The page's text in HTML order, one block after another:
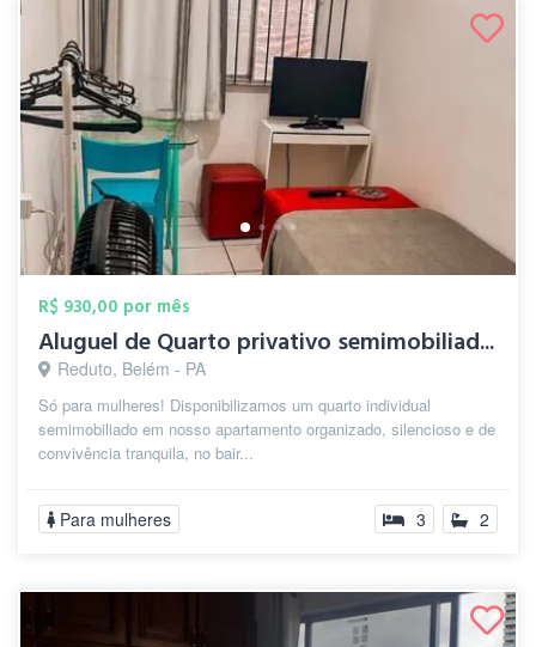
R$ 930,00 por mês
Aluguel de Quarto privativo semimobiliad...
Reduto, Belém - PA
Só para mulheres! Disponibilizamos um quarto individual
semimobiliado em nosso apartamento organizado, silencioso e de
convivência tranquila, no bair...
Para mulheres 3 2